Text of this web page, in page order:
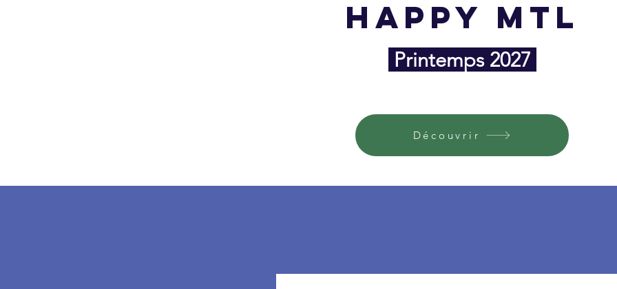
Happy MTL
Printemps 2027
Découvrir